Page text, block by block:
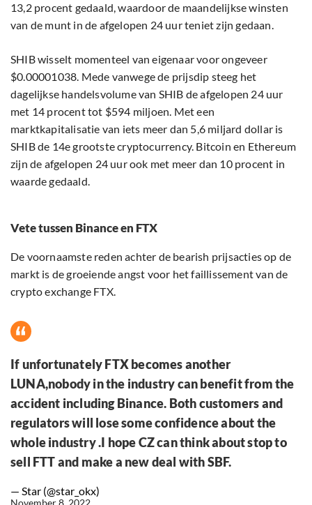
13,2 procent gedaald, waardoor de maandelijkse winsten
van de munt in de afgelopen 24 uur teniet zijn gedaan.
SHIB wisselt momenteel van eigenaar voor ongeveer
$0.00001038. Mede vanwege de prijsdip steeg het
dagelijkse handelsvolume van SHIB de afgelopen 24 uur
met 14 procent tot $594 miljoen. Met een
marktkapitalisatie van iets meer dan 5,6 miljard dollar is
SHIB de 14e grootste cryptocurrency. Bitcoin en Ethereum
zijn de afgelopen 24 uur ook met meer dan 10 procent in
waarde gedaald.
Vete tussen Binance en FTX
De voornaamste reden achter de bearish prijsacties op de
markt is de groeiende angst voor het faillissement van de
crypto exchange FTX.
If unfortunately FTX becomes another
LUNA,nobody in the industry can benefit from the
accident including Binance. Both customers and
regulators will lose some confidence about the
whole industry .I hope CZ can think about stop to
sell FTT and make a new deal with SBF.
— Star (@star_okx)